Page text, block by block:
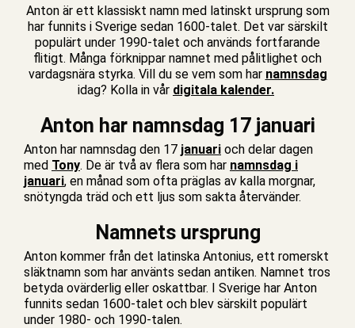
Anton är ett klassiskt namn med latinskt ursprung som
har funnits i Sverige sedan 1600-talet. Det var särskilt
populärt under 1990-talet och används fortfarande
flitigt. Många förknippar namnet med pålitlighet och
vardagsnära styrka. Vill du se vem som har namnsdag
idag? Kolla in vår digitala kalender.
Anton har namnsdag 17 januari
Anton har namnsdag den 17 januari och delar dagen
med Tony. De är två av flera som har namnsdag i
januari, en månad som ofta präglas av kalla morgnar,
snötyngda träd och ett ljus som sakta återvänder.
Namnets ursprung
Anton kommer från det latinska Antonius, ett romerskt
släktnamn som har använts sedan antiken. Namnet tros
betyda ovärderlig eller oskattbar. I Sverige har Anton
funnits sedan 1600-talet och blev särskilt populärt
under 1980‑ och 1990‑talen.